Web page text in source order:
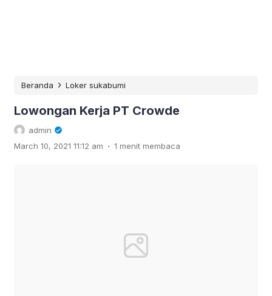
Beranda › Loker sukabumi
Lowongan Kerja PT Crowde
admin
March 10, 2021 11:12 am . 1 menit membaca